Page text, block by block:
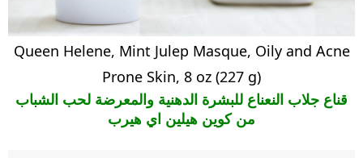
Queen Helene, Mint Julep Masque, Oily and Acne
Prone Skin, 8 oz (227 g)
قناع جلاب النعناع للبشرة الدهنية والمعرضة لحب الشباب
من كوين هيلين اي هيرب